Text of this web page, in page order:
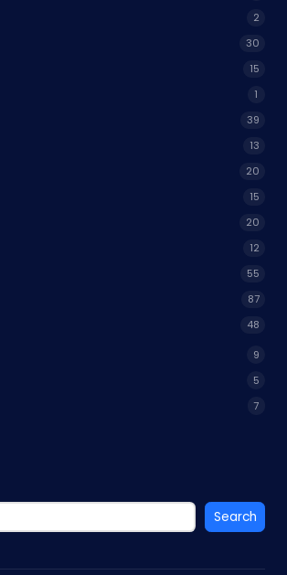
2
30
15
1
39
13
20
15
20
12
55
87
48
9
5
7
Search